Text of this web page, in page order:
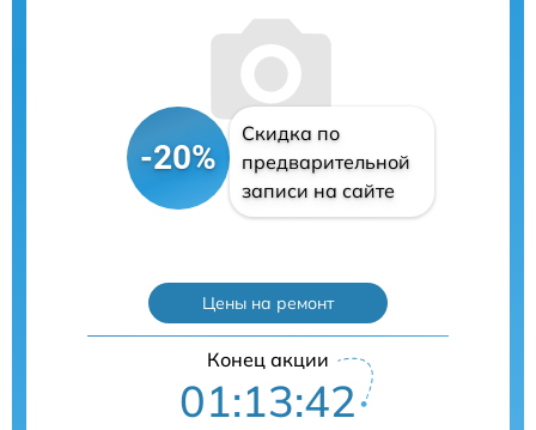
-20%
Скидка по
предварительной
записи на сайте
Цены на ремонт
Конец акции
01:13:41